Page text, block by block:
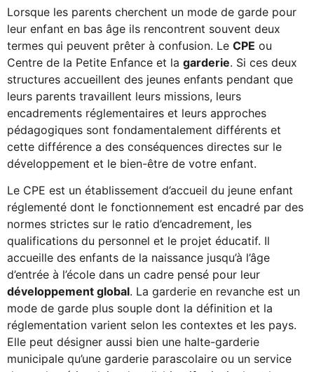
Lorsque les parents cherchent un mode de garde pour
leur enfant en bas âge ils rencontrent souvent deux
termes qui peuvent prêter à confusion. Le CPE ou
Centre de la Petite Enfance et la garderie. Si ces deux
structures accueillent des jeunes enfants pendant que
leurs parents travaillent leurs missions, leurs
encadrements réglementaires et leurs approches
pédagogiques sont fondamentalement différents et
cette différence a des conséquences directes sur le
développement et le bien-être de votre enfant.
Le CPE est un établissement d’accueil du jeune enfant
réglementé dont le fonctionnement est encadré par des
normes strictes sur le ratio d’encadrement, les
qualifications du personnel et le projet éducatif. Il
accueille des enfants de la naissance jusqu’à l’âge
d’entrée à l’école dans un cadre pensé pour leur
développement global. La garderie en revanche est un
mode de garde plus souple dont la définition et la
réglementation varient selon les contextes et les pays.
Elle peut désigner aussi bien une halte-garderie
municipale qu’une garderie parascolaire ou un service